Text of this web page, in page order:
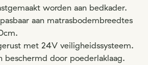
worden aan bedkader.
aan matrasbodembreedtes
met 24V veiligheidssysteem.
beschermd door poederlaklaag.